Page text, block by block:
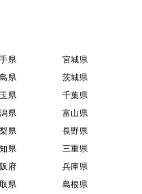
県
宮城県
県
茨城県
県
千葉県
県
富山県
県
長野県
県
三重県
府
兵庫県
県 島根県